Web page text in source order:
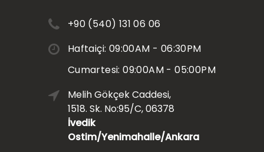
+90 (540) 131 06 06
Haftaiçi: 09:00AM - 06:30PM
Cumartesi: 09:00AM - 05:00PM
Melih Gökçek Caddesi,
1518. Sk. No:95/C, 06378
İvedik
Ostim/Yenimahalle/Ankara